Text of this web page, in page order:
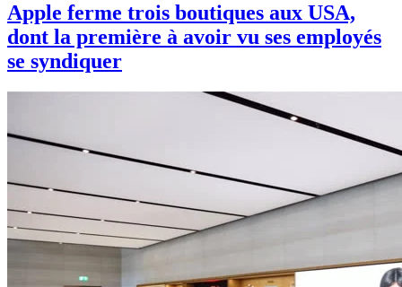
Apple ferme trois boutiques aux USA,
dont la première à avoir vu ses employés
se syndiquer